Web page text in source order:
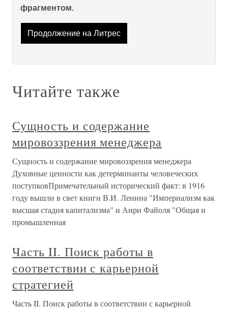
фрагментом.
Продолжение на Литрес
Читайте также
Сущность и содержание
мировоззрения менеджера
Сущность и содержание мировоззрения менеджера
Духовные ценности как детерминанты человеческих
поступковПримечательный исторический факт: в 1916
году вышли в свет книги В.И. Ленина "Империализм как
высшая стадия капитализма" и Анри Файоля "Общая и
промышленная
Часть II. Поиск работы в
соответствии с карьерной
стратегией
Часть II. Поиск работы в соответствии с карьерной